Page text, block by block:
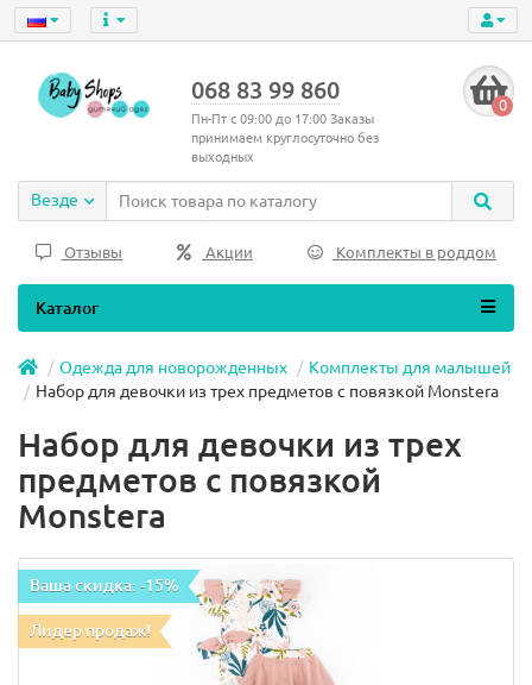
068 83 99 860
Пн-Пт с 09:00 до 17:00 Заказы
принимаем круглосуточно без
выходных
0
Везде
Отзывы Акции Комплекты в роддом
Каталог
Одежда для новорожденных
Комплекты для малышей
Набор для девочки из трех предметов с повязкой Monstera
Набор для девочки из трех
предметов с повязкой
Monstera
Ваша скидка: -15%
Лидер продаж!